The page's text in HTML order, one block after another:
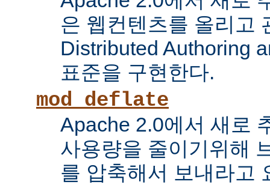
은 웹컨텐츠를 올리고
Distributed Authoring
표준을 구현한다.
mod_deflate
Apache 2.0에서 새로
사용량을 줄이기위해
를 압축해서 보내라고